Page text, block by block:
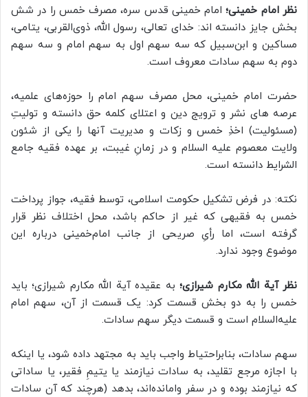
نظر امام خمینی؛امام‌ خمینی قدس سره، مصرف خمس را در شش
بخش جایز دانسته اند: خدای تعالی، رسول الله، ذوی‌القربی، یتامی،
مساکین و ابن‌سبیل که سه سهم اول به سهم امام و سه سهم
دوم به سهم سادات معروف است.
حضرت امام‌ خمینی، محل مصرف سهم امام را حوزه‌های علمیه،
عرصه های نشر و ترویج دین و اعتلای کلمه حق دانسته‌ و تولیتِ
(مسئولیت) اخذِ خمس و زکات و مدیریت آنها را یکی از شئون
ولایت معصوم علیه السلام و در زمانِ غیبت، بر عهده فقیه جامع
الشرایط دانسته است.
نکته: در فرض تشکیل حکومت اسلامی، توسط فقیه، جواز پرداخت
خمس به فقیهی که غیر از حاکم باشد، محل اختلاف نظر قرار
گرفته ‌است، اما رأیِ صریحی از جانب امام‌خمینی در‌باره این
موضوع وجود ندارد.
نظر آیة الله مکارم شیرازی؛به عقیده آیة الله مکارم شیرازی؛ باید
خمس را به دو بخش قسمت كرد: يک قسمت از آن، سهم امام
علیه‌السلام‏ است و قسمت ديگر سهم سادات.
سهم سادات، بنابراحتیاط واجب باید به مجتهد داده شود، یا اینکه
با اجازه مرجع تقلید، به سادات نیازمند يا يتيمِ فقیر، يا ساداتى
كه نیازمند بوده و در سفر وامانده‌اند، بدهد (هرچند که آن سادات